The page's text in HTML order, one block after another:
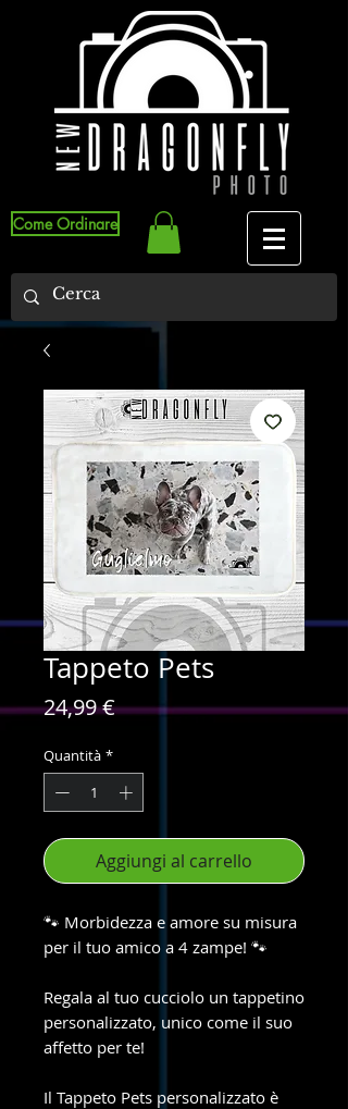
Come Ordinare
Tappeto Pets
24,99 €Prezzo
Quantità *
Aggiungi al carrello
🐾 Morbidezza e amore su misura
per il tuo amico a 4 zampe! 🐾
Regala al tuo cucciolo un tappetino
personalizzato, unico come il suo
affetto per te!
Il Tappeto Pets personalizzato è